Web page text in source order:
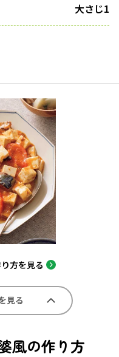
大さじ1
方を見る
見る
風の作り方